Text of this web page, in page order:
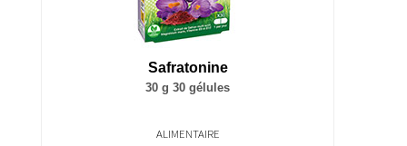
Safratonine
30 g 30 gélules
ALIMENTAIRE